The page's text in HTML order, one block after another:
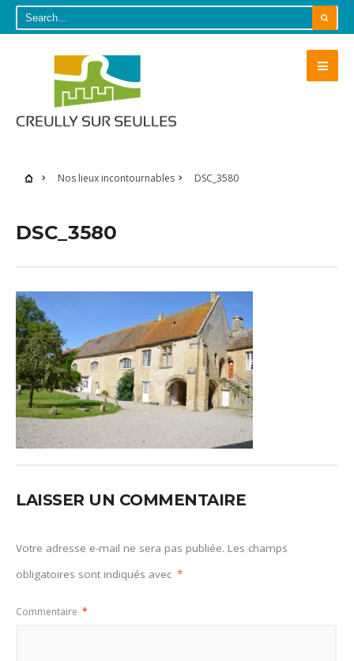
Nos lieux incontournables DSC_3580
DSC_3580
LAISSER UN COMMENTAIRE
Votre adresse e-mail ne sera pas publiée. Les champs
obligatoires sont indiqués avec *
Commentaire *